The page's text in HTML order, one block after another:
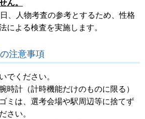
ん。
、人物考査の参考とするため、性格
による検査を実施します。
注意事項
でください。
計（計時機能だけのものに限る）
ミは、選考会場や駅周辺等に捨てず
さい。